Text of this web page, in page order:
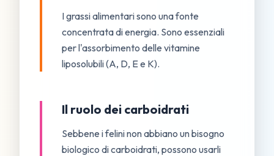
I grassi alimentari sono una fonte
concentrata di energia. Sono essenziali
per l'assorbimento delle vitamine
liposolubili (A, D, E e K).
Il ruolo dei carboidrati
Sebbene i felini non abbiano un bisogno
biologico di carboidrati, possono usarli